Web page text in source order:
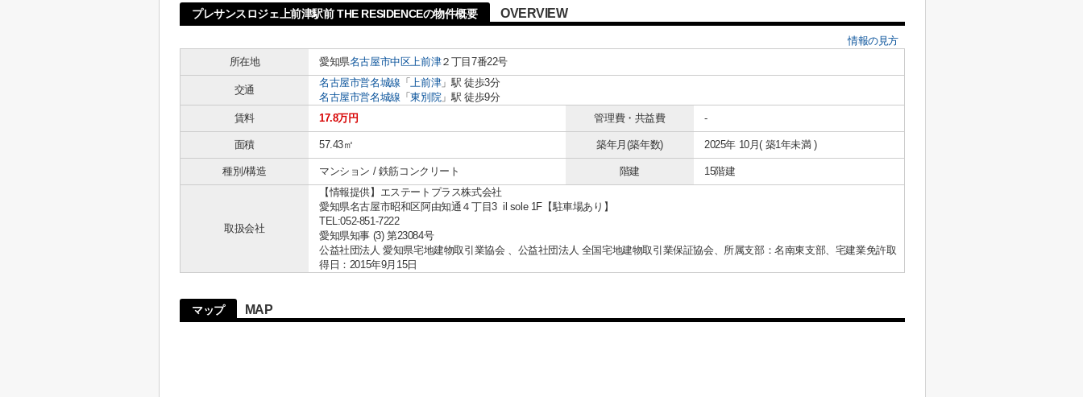
プレサンスロジェ上前津駅前 THE RESIDENCEの物件概要 OVERVIEW
情報の見方
所在地
愛知県名古屋市中区上前津２丁目7番22号
交通
名古屋市営名城線 「上前津」駅 徒歩3分
名古屋市営名城線 「東別院」駅 徒歩9分
賃料
17.8万円 管理費・共益費 -
面積 57.43㎡ 築年月(築年数) 2025年 10月( 築1年未満 )
種別/構造 マンション / 鉄筋コンクリート 階建 15階建
取扱会社
【情報提供】エステートプラス株式会社
愛知県名古屋市昭和区阿由知通４丁目3 il sole 1F【駐車場あり】
TEL:052-851-7222
愛知県知事 (3) 第23084号
公益社団法人 愛知県宅地建物取引業協会 、公益社団法人 全国宅地建物取引業保証協会、所属支部：名南東支部、宅建業免許取
得日：2015年9月15日
マップ MAP